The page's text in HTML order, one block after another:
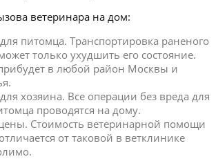
ветеринара на дом:
для питомца. Транспортировка раненого
только ухудшить его состояние.
в любой район Москвы и
хозяина. Все операции без вреда для
проводятся на дому.
Стоимость ветеринарной помощи
от таковой в ветклинике